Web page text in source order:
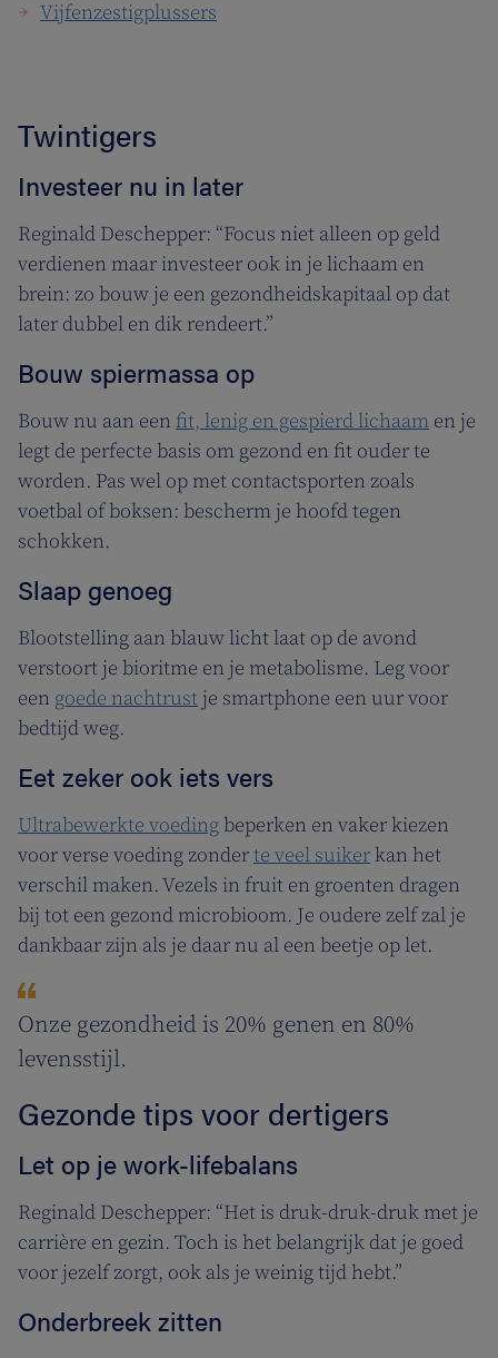
Vijfenzestigplussers
Twintigers
Investeer nu in later
Reginald Deschepper: “Focus niet alleen op geld
verdienen maar investeer ook in je lichaam en
brein: zo bouw je een gezondheidskapitaal op dat
later dubbel en dik rendeert.”
Bouw spiermassa op
Bouw nu aan een fit, lenig en gespierd lichaam en je
legt de perfecte basis om gezond en fit ouder te
worden. Pas wel op met contactsporten zoals
voetbal of boksen: bescherm je hoofd tegen
schokken.
Slaap genoeg
Blootstelling aan blauw licht laat op de avond
verstoort je bioritme en je metabolisme. Leg voor
een goede nachtrust je smartphone een uur voor
bedtijd weg.
Eet zeker ook iets vers
Ultrabewerkte voeding beperken en vaker kiezen
voor verse voeding zonderte veel suiker kan het
verschil maken. Vezels in fruit en groenten dragen
bij tot een gezond microbioom. Je oudere zelf zal je
dankbaar zijn als je daar nu al een beetje op let.
Onze gezondheid is 20% genen en 80%
levensstijl.
Gezonde tips voor dertigers
Let op je work-lifebalans
Reginald Deschepper: “Het is druk-druk-druk met je
carrière en gezin. Toch is het belangrijk dat je goed
voor jezelf zorgt, ook als je weinig tijd hebt.”
Onderbreek zitten